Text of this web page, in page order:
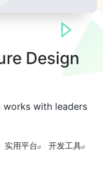
Design
works with leaders
实用平台
开发工具